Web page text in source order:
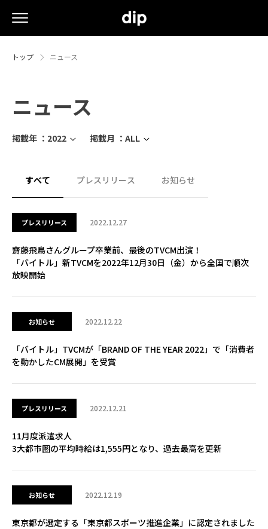
トップ ニュース
ニュース
掲載年 ： 2022 掲載月 ： ALL
すべて プレスリリース お知らせ
プレスリリース 2022.12.27
齋藤飛鳥さんグループ卒業前、最後のTVCM出演！
「バイトル」新TVCMを2022年12月30日（金）から全国で順次
放映開始
お知らせ 2022.12.22
「バイトル」TVCMが「BRAND OF THE YEAR 2022」で「消費者
を動かしたCM展開」を受賞
プレスリリース 2022.12.21
11月度派遣求人
3大都市圏の平均時給は1,555円となり、過去最高を更新
お知らせ 2022.12.19
東京都が選定する「東京都スポーツ推進企業」に認定されました